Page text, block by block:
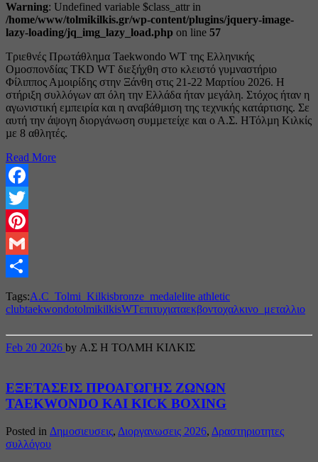
Warning: Undefined variable $class_attr in
/home/www/tolmikilkis.gr/wp-content/plugins/jquery-image-
lazy-loading/jq_img_lazy_load.php on line 57
Τριεθνές Πρωτάθληµα Taekwondo WT της Ελληνικής
Οµοσπονδίας TKD WT διεξήχθη στο κλειστό γυµναστήριο
Φίλιππος Αµοιρίδης στην Ξάνθη στις 21-22 Μαρτίου 2026. Η
στήριξη συλλόγων απ όλη την Ελλάδα ήταν µεγάλη. Στόχος ήταν η
αγωνιστική εµπειρία και η αναβάθµιση της τεχνικής κατάρτισης. Σε
αυτή την άψογη διοργάνωση συµµετείχε και ο Α.Σ. ΗΤόλµη Κιλκίς
µε 8 αθλητές.
Read More
Facebook
Twitter
Pinterest
Gmail
Tags:A.C_Tolmi_Kilkisbronze_medalelite athletic
clubtaekwondotolmikilkisWTεπιτυχιαταεκβοντοχαλκινο_μεταλλιο
Feb 20 2026 by Α.Σ Η ΤΟΛΜΗ ΚΙΛΚΙΣ
ΕΞΕΤΑΣΕΙΣ ΠΡΟΑΓΩΓΗΣ ΖΩΝΩΝ
TAEKWONDO ΚΑΙ ΚΙCK BOXING
Posted in Δημοσιευσεις, Διοργανωσεις 2026, Δραστηριοτητες
συλλόγου